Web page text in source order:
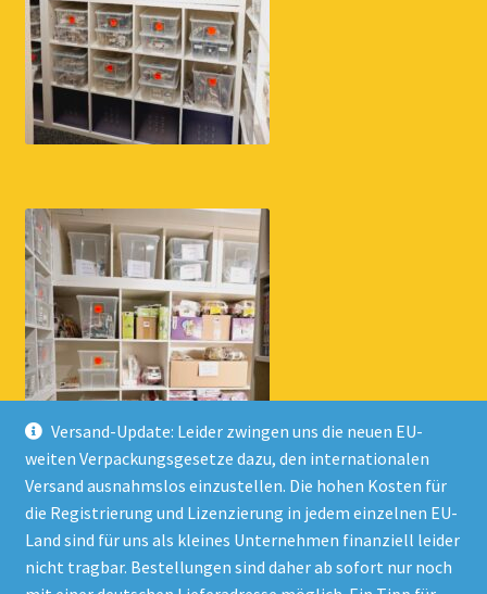
Versand-Update: Leider zwingen uns die neuen EU-
weiten Verpackungsgesetze dazu, den internationalen
Versand ausnahmslos einzustellen. Die hohen Kosten für
die Registrierung und Lizenzierung in jedem einzelnen EU-
Land sind für uns als kleines Unternehmen finanziell leider
nicht tragbar. Bestellungen sind daher ab sofort nur noch